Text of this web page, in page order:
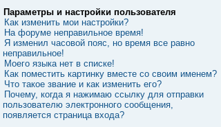
Параметры и настройки пользователя
Как изменить мои настройки?
На форуме неправильное время!
Я изменил часовой пояс, но время все равно
неправильное!
Моего языка нет в списке!
Как поместить картинку вместе со своим именем?
Что такое звание и как изменить его?
Почему, когда я нажимаю ссылку для отправки
пользователю электронного сообщения,
появляется страница входа?